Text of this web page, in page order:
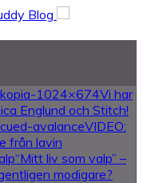
Vi har
Englund och Stitch!
VIDEO:
från lavin
“Mitt liv som valp” –
modigare?